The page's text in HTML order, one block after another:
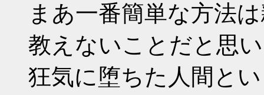
まあ一番簡単な方法
教えないことだと思
狂気に堕ちた人間と